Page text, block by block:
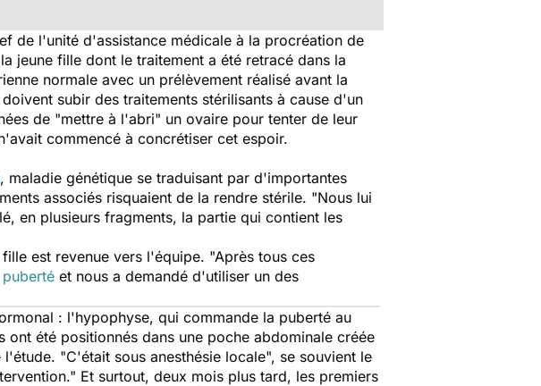
de l'unité d'assistance médicale à la procréation de
jeune fille dont le traitement a été retracé dans la
normale avec un prélèvement réalisé avant la
subir des traitements stérilisants à cause d'un
de "mettre à l'abri" un ovaire pour tenter de leur
commencé à concrétiser cet espoir.
, maladie génétique se traduisant par d'importantes
associés risquaient de la rendre stérile. "Nous lui
en plusieurs fragments, la partie qui contient les
est revenue vers l'équipe. "Après tous ces
puberté et nous a demandé d'utiliser un des
: l'hypophyse, qui commande la puberté au
été positionnés dans une poche abdominale créée
"C'était sous anesthésie locale", se souvient le
Et surtout, deux mois plus tard, les premiers